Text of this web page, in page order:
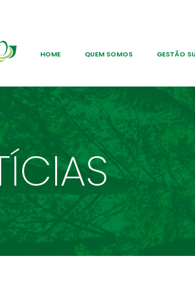
HOME QUEM SOMOS GESTÃO